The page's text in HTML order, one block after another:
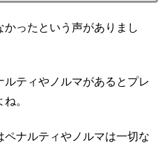
ったという声がありまし
ティやノルマがあるとプレ
。
ナルティやノルマは一切な